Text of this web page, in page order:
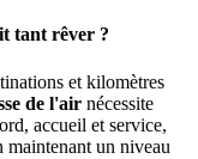
tant rêver ?
et kilomètres
de l'air nécessite
accueil et service,
maintenant un niveau